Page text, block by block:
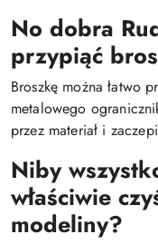
No dobra
przypiąć
Broszkę można łatwo
metalowego
przez materiał i
Niby
właściwie
modeliny?